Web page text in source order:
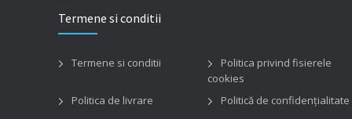
Termene si conditii
Termene si conditii
Politica privind fisierele
cookies
Politica de livrare
Politică de confidențialitate